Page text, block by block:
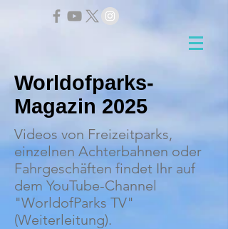
Worldofparks-
Magazin 2025
Videos von Freizeitparks,
einzelnen Achterbahnen oder
Fahrgeschäften findet Ihr auf
dem YouTube-Channel
"WorldofParks TV"
(Weiterleitung).